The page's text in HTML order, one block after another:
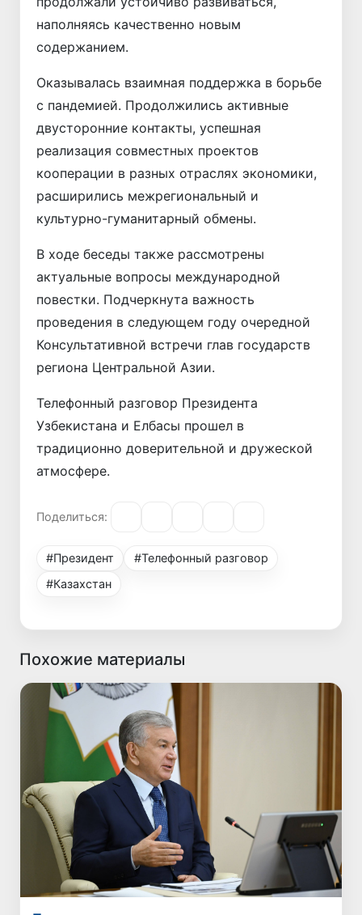
наполняясь качественно новым
содержанием.
Оказывалась взаимная поддержка в борьбе
с пандемией. Продолжились активные
двусторонние контакты, успешная
реализация совместных проектов
кооперации в разных отраслях экономики,
расширились межрегиональный и
культурно-гуманитарный обмены.
В ходе беседы также рассмотрены
актуальные вопросы международной
повестки. Подчеркнута важность
проведения в следующем году очередной
Консультативной встречи глав государств
региона Центральной Азии.
Телефонный разговор Президента
Узбекистана и Елбасы прошел в
традиционно доверительной и дружеской
атмосфере.
Поделиться:
#Президент
#Телефонный разговор
#Казахстан
Похожие материалы